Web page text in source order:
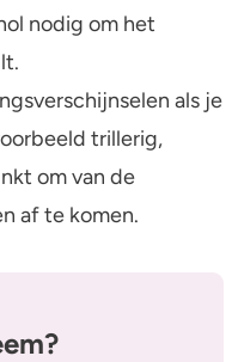
nodig om het
als je
trillerig,
om van de
af te komen.